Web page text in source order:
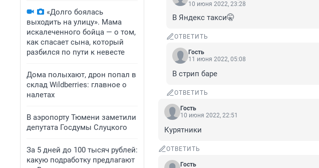
«Долго боялась
выходить на улицу». Мама
искалеченного бойца — о том,
как спасает сына, который
разбился по пути к невесте
Дома полыхают, дрон попал в
склад Wildberries: главное о
налетах
В аэропорту Тюмени заметили
депутата Госдумы Слуцкого
За 5 дней до 100 тысяч рублей:
какую подработку предлагают
10 июня 2022, 23:28
В Яндекс такси🤫
ОТВЕТИТЬ
Гость
11 июня 2022, 05:08
В стрип баре
ОТВЕТИТЬ
Гость
10 июня 2022, 22:51
Курятники
ОТВЕТИТЬ
Гость